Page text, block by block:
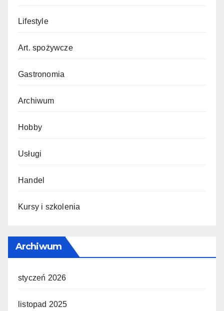
Lifestyle
Art. spożywcze
Gastronomia
Archiwum
Hobby
Usługi
Handel
Kursy i szkolenia
Archiwum
styczeń 2026
listopad 2025